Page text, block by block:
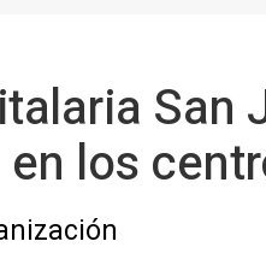
San
los